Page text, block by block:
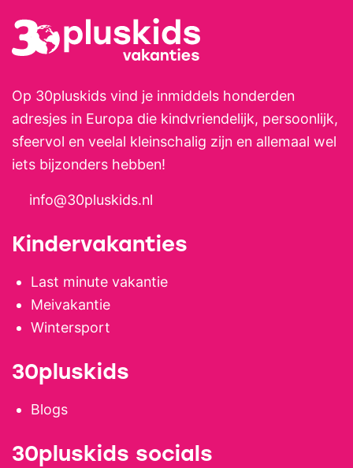
Op 30pluskids vind je inmiddels honderden
adresjes in Europa die kindvriendelijk, persoonlijk,
sfeervol en veelal kleinschalig zijn en allemaal wel
iets bijzonders hebben!
info@30pluskids.nl
Kindervakanties
Last minute vakantie
Meivakantie
Wintersport
30pluskids
Blogs
30pluskids socials